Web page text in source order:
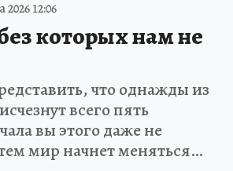
2026 12:06
которых нам не
что однажды из
всего пять
вы этого даже не
мир начнет меняться…